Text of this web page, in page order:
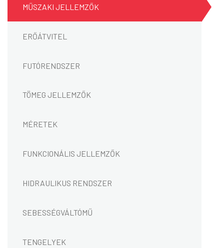
MŰSZAKI JELLEMZŐK
ERŐÁTVITEL
FUTÓRENDSZER
TÖMEG JELLEMZŐK
MÉRETEK
FUNKCIONÁLIS JELLEMZŐK
HIDRAULIKUS RENDSZER
SEBESSÉGVÁLTÓMŰ
TENGELYEK